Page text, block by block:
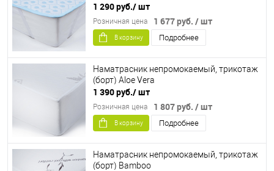
1 290 руб./ шт
1 677 руб. / шт
Розничная цена
В корзину Подробнее
Наматрасник непромокаемый, трикотаж
(борт) Aloe Vera
1 390 руб./ шт
1 807 руб. / шт
Розничная цена
В корзину Подробнее
Наматрасник непромокаемый, трикотаж
(борт) Bamboo